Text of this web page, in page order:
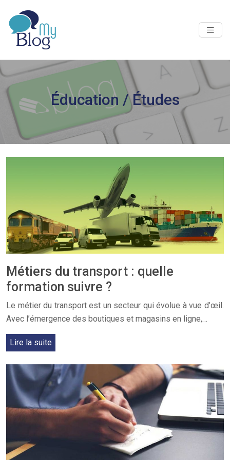
Éducation / Études
Métiers du transport : quelle
formation suivre ?
Le métier du transport est un secteur qui évolue à vue d’œil.
Avec l’émergence des boutiques et magasins en ligne,…
Lire la suite